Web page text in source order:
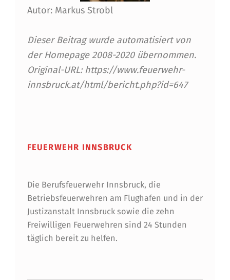
Autor: Markus Strobl
Dieser Beitrag wurde automatisiert von
der Homepage 2008-2020 übernommen.
Original-URL: https://www.feuerwehr-
innsbruck.at/html/bericht.php?id=647
FEUERWEHR INNSBRUCK
Die Berufsfeuerwehr Innsbruck, die
Betriebsfeuerwehren am Flughafen und in der
Justizanstalt Innsbruck sowie die zehn
Freiwilligen Feuerwehren sind 24 Stunden
täglich bereit zu helfen.